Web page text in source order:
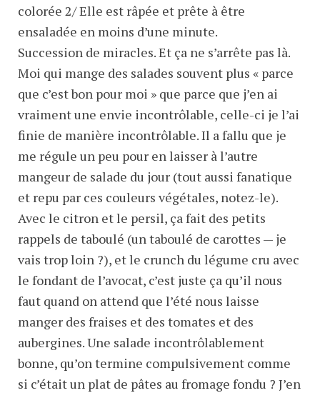
colorée 2/ Elle est râpée et prête à être
ensaladée en moins d’une minute.
Succession de miracles. Et ça ne s’arrête pas là.
Moi qui mange des salades souvent plus « parce
que c’est bon pour moi » que parce que j’en ai
vraiment une envie incontrôlable, celle-ci je l’ai
finie de manière incontrôlable. Il a fallu que je
me régule un peu pour en laisser à l’autre
mangeur de salade du jour (tout aussi fanatique
et repu par ces couleurs végétales, notez-le).
Avec le citron et le persil, ça fait des petits
rappels de taboulé (un taboulé de carottes — je
vais trop loin ?), et le crunch du légume cru avec
le fondant de l’avocat, c’est juste ça qu’il nous
faut quand on attend que l’été nous laisse
manger des fraises et des tomates et des
aubergines. Une salade incontrôlablement
bonne, qu’on termine compulsivement comme
si c’était un plat de pâtes au fromage fondu ? J’en